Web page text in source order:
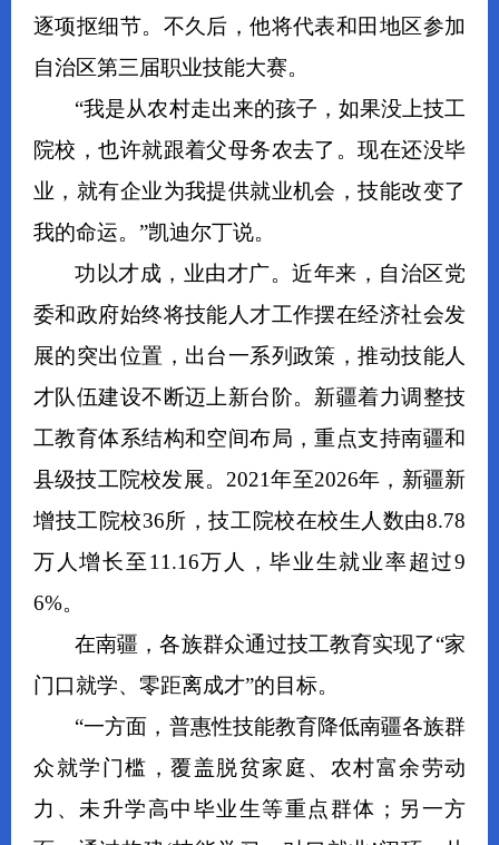
逐项抠细节。不久后，他将代表和田地区参加
自治区第三届职业技能大赛。
“我是从农村走出来的孩子，如果没上技工
院校，也许就跟着父母务农去了。现在还没毕
业，就有企业为我提供就业机会，技能改变了
我的命运。”凯迪尔丁说。
功以才成，业由才广。近年来，自治区党
委和政府始终将技能人才工作摆在经济社会发
展的突出位置，出台一系列政策，推动技能人
才队伍建设不断迈上新台阶。新疆着力调整技
工教育体系结构和空间布局，重点支持南疆和
县级技工院校发展。2021年至2026年，新疆新
增技工院校36所，技工院校在校生人数由8.78
万人增长至11.16万人，毕业生就业率超过9
6%。
在南疆，各族群众通过技工教育实现了“家
门口就学、零距离成才”的目标。
“一方面，普惠性技能教育降低南疆各族群
众就学门槛，覆盖脱贫家庭、农村富余劳动
力、未升学高中毕业生等重点群体；另一方